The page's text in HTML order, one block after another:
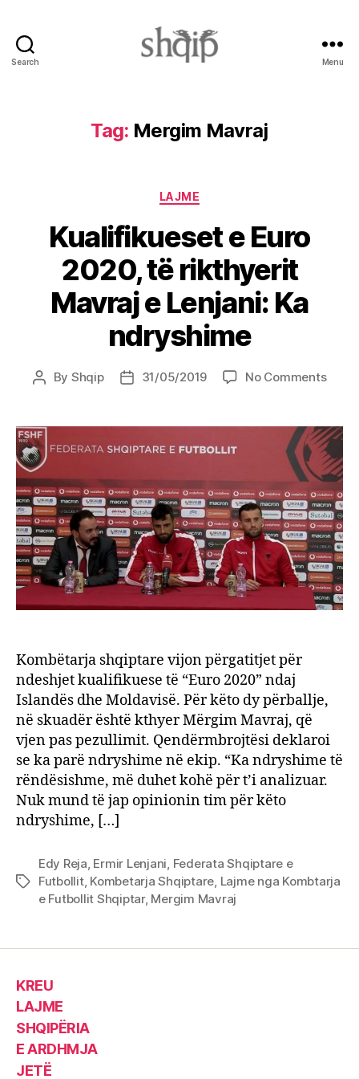
Search Menu
Tag: Mergim Mavraj
Categories
LAJME
Kualifikueset e Euro
2020, të rikthyerit
Mavraj e Lenjani: Ka
ndryshime
Post
By Shqip
Post31/05/2019 No Commentson
Euro
2020,
të
e
Ka
Kombëtarja shqiptare vijon përgatitjet për
ndeshjet kualifikuese të “Euro 2020” ndaj
Islandës dhe Moldavisë. Për këto dy përballje,
në skuadër është kthyer Mërgim Mavraj, që
vjen pas pezullimit. Qendërmbrojtësi deklaroi
se ka parë ndryshime në ekip. “Ka ndryshime të
rëndësishme, më duhet kohë për t’i analizuar.
Nuk mund të jap opinionin tim për këto
ndryshime, […]
Tags
Edy Reja, Ermir Lenjani, Federata Shqiptare e
Futbollit, Kombetarja Shqiptare, Lajme nga Kombtarja
e Futbollit Shqiptar, Mergim Mavraj
KREU
LAJME
SHQIPËRIA
E ARDHMJA
JETË